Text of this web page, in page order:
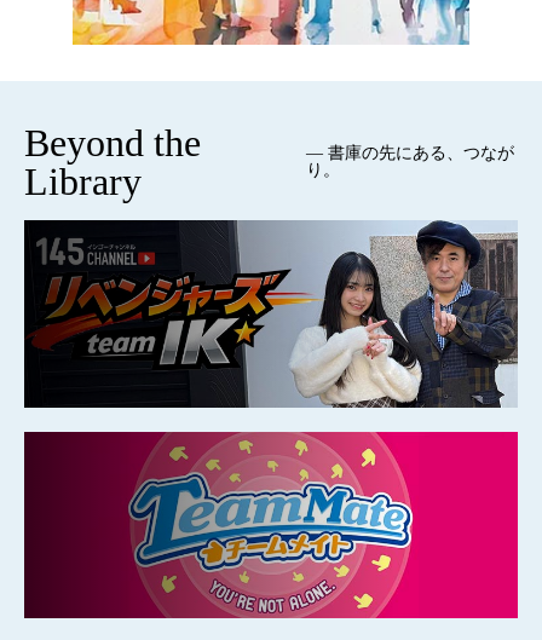
Beyond the
Library
— 書庫の先にある、つなが
り。